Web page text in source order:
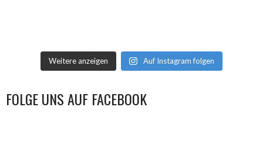
Weitere anzeigen Auf Instagram folgen
FOLGE UNS AUF FACEBOOK